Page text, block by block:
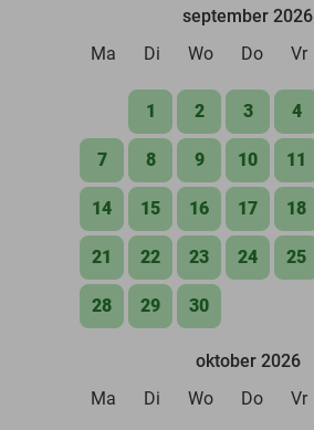
september 2026
Ma
Di Wo Do Vr
1 2 3 4
7 8 9 10 11
14 15 16 17 18
21 22 23 24 25
28 29 30
oktober 2026
Ma
Di Wo Do Vr